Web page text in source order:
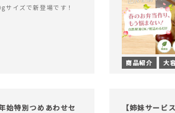
サイズで新登場です！
商品紹介 大
始特別つめあわせセ
【姉妹サービ